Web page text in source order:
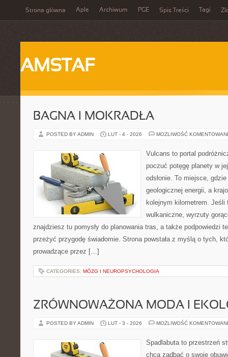
Strona główna Aple Archiwum PGE Spis Treści Tagi
AMSTAF
BAGNA I MOKRADŁA
POSTED BY ADMIN LUT - 4 - 2026 MOŻLIWOŚĆ
Vulcans to portal
poczuć potęgę planety w
odsłonie. To miejsce,
geologicznej energii, a
kolejnym kilometrem.
wulkaniczne, wyrzuty
znajdziesz tu pomysły do planowania tras, a także podpowiedzi
przeżyć przygodę świadomie. Strona powstała z myślą o tych,
prowadzące przez […]
CATEGORIES: MÓZG I NEUROPSYCHOLOGIA
ZRÓWNOWAŻONA MODA I
POSTED BY ADMIN LUT - 3 - 2026 MOŻLIWOŚĆ
Spadlabuta to przestrzeń
chcą zadbać o swoje